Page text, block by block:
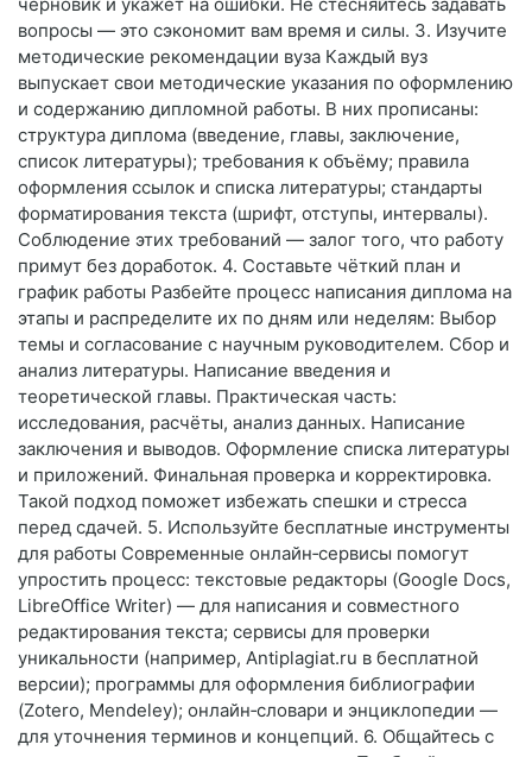
вопросы — это сэкономит вам время и силы. 3. Изучите
методические рекомендации вуза Каждый вуз
выпускает свои методические указания по оформлению
и содержанию дипломной работы. В них прописаны:
структура диплома (введение, главы, заключение,
список литературы); требования к объёму; правила
оформления ссылок и списка литературы; стандарты
форматирования текста (шрифт, отступы, интервалы).
Соблюдение этих требований — залог того, что работу
примут без доработок. 4. Составьте чёткий план и
график работы Разбейте процесс написания диплома на
этапы и распределите их по дням или неделям: Выбор
темы и согласование с научным руководителем. Сбор и
анализ литературы. Написание введения и
теоретической главы. Практическая часть:
исследования, расчёты, анализ данных. Написание
заключения и выводов. Оформление списка литературы
и приложений. Финальная проверка и корректировка.
Такой подход поможет избежать спешки и стресса
перед сдачей. 5. Используйте бесплатные инструменты
для работы Современные онлайн‑сервисы помогут
упростить процесс: текстовые редакторы (Google Docs,
LibreOffice Writer) — для написания и совместного
редактирования текста; сервисы для проверки
уникальности (например, Antiplagiat.ru в бесплатной
версии); программы для оформления библиографии
(Zotero, Mendeley); онлайн‑словари и энциклопедии —
для уточнения терминов и концепций. 6. Общайтесь с